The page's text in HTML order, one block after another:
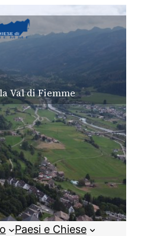
Val di Fiemme
Paesi e Chiese